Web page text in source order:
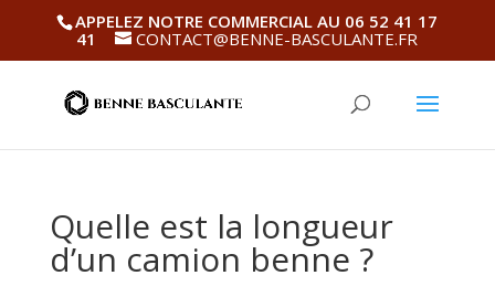
APPELEZ NOTRE COMMERCIAL AU 06 52 41 17
41
CONTACT@BENNE-BASCULANTE.FR
Quelle est la longueur
d’un camion benne ?